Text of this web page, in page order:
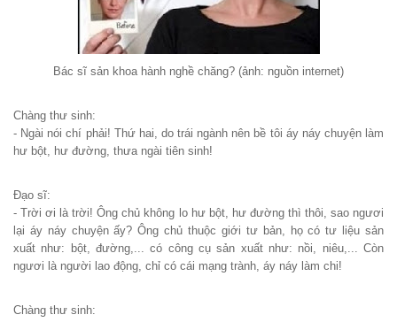
Bác sĩ sản khoa hành nghề chăng? (ảnh: nguồn internet)
Chàng thư sinh:
- Ngài nói chí phải! Thứ hai, do trái ngành nên bề tôi áy náy chuyện làm
hư bột, hư đường, thưa ngài tiên sinh!
Đạo sĩ:
- Trời ơi là trời! Ông chủ không lo hư bột, hư đường thì thôi, sao ngươi
lại áy náy chuyện ấy? Ông chủ thuộc giới tư bản, họ có tư liệu sản
xuất như: bột, đường,... có công cụ sản xuất như: nồi, niêu,... Còn
ngươi là người lao động, chỉ có cái mạng trành, áy náy làm chi!
Chàng thư sinh: